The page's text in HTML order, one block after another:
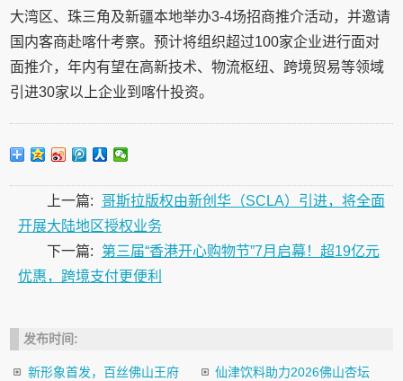
大湾区、珠三角及新疆本地举办3-4场招商推介活动，并邀请
国内客商赴喀什考察。预计将组织超过100家企业进行面对
面推介，年内有望在高新技术、物流枢纽、跨境贸易等领域
引进30家以上企业到喀什投资。
上一篇: 哥斯拉版权由新创华（SCLA）引进，将全面
开展大陆地区授权业务
下一篇:
第三届“香港开心购物节”7月启幕！超19亿元
优惠，跨境支付更便利
发布时间:
新形象首发，百丝佛山王府
仙津饮料助力2026佛山杏坛